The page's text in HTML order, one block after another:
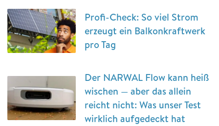
Profi-Check: So viel Strom
erzeugt ein Balkonkraftwerk
pro Tag
Der NARWAL Flow kann heiß
wischen — aber das allein
reicht nicht: Was unser Test
wirklich aufgedeckt hat